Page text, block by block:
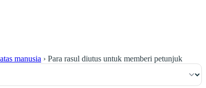
manusia › Para rasul diutus untuk memberi petunjuk